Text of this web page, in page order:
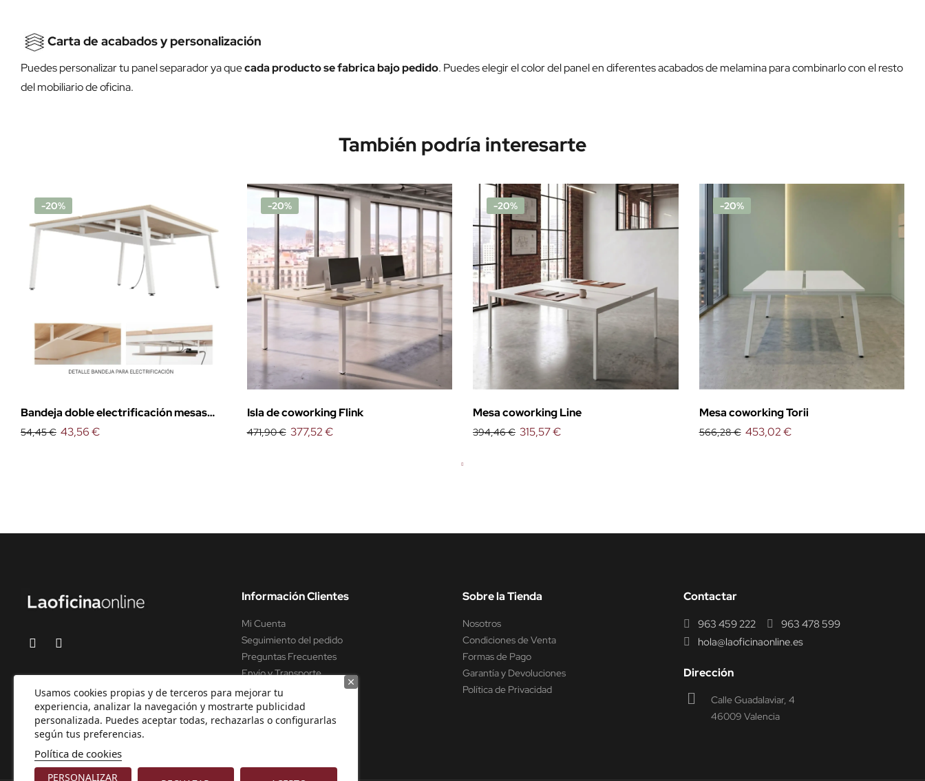
Carta de acabados y personalización
Puedes personalizar tu panel separador ya quecada producto se fabrica bajo pedido. Puedes elegir el color del panel en diferentes acabados de melamina para combinarlo con el resto
del mobiliario de oficina.
También podría interesarte
-20%
Bandeja doble electrificación mesas
coworking
54,45 € 43,56 €
-20%
Isla de coworking Flink
471,90 € 377,52 €
-20%
Mesa coworking Line
394,46 € 315,57 €
-20%
Mesa coworking Torii
566,28 € 453,02 €
Usamos cookies propias y de terceros para mejorar tu
experiencia, analizar la navegación y mostrarte publicidad
personalizada. Puedes aceptar todas, rechazarlas o configurarlas
según tus preferencias.
Política de cookies
PERSONALIZAR
Información Clientes
Mi Cuenta
Seguimiento del pedido
Preguntas Frecuentes
Envío y Transporte
Soporte y asistencia
Sobre la Tienda
Nosotros
Condiciones de Venta
Formas de Pago
Garantía y Devoluciones
Política de Privacidad
Contactar
963 459 222
963 478 599
hola@laoficinaonline.es
Dirección
Calle Guadalaviar, 4
46009 Valencia